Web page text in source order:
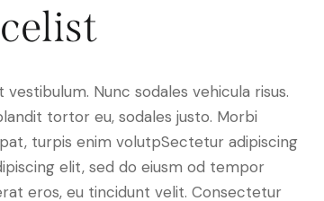
Nunc sodales vehicula risus.
tortor eu, sodales justo. Morbi
turpis enim volutpSectetur adipiscing
elit, sed do eiusm od tempor
eros, eu tincidunt velit. Consectetur